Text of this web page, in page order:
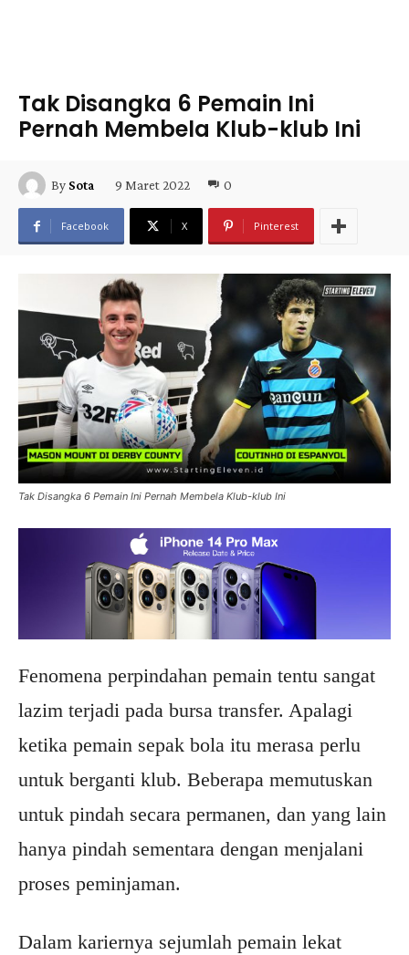
Tak Disangka 6 Pemain Ini
Pernah Membela Klub-klub Ini
By Sota 9 Maret 2022 0
Facebook X Pinterest
Tak Disangka 6 Pemain Ini Pernah Membela Klub-klub Ini
Fenomena perpindahan pemain tentu sangat
lazim terjadi pada bursa transfer. Apalagi
ketika pemain sepak bola itu merasa perlu
untuk berganti klub. Beberapa memutuskan
untuk pindah secara permanen, dan yang lain
hanya pindah sementara dengan menjalani
proses peminjaman.
Dalam kariernya sejumlah pemain lekat